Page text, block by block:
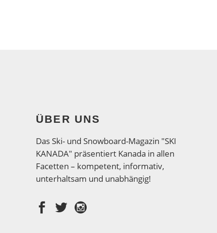
ÜBER UNS
Das Ski- und Snowboard-Magazin "SKI
KANADA" präsentiert Kanada in allen
Facetten – kompetent, informativ,
unterhaltsam und unabhängig!